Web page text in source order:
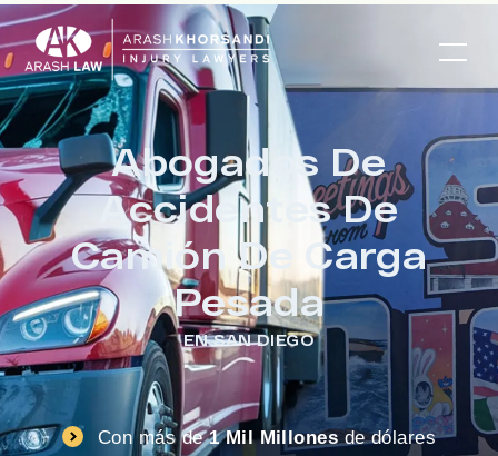
Abogados De
Accidentes De
Camión De Carga
Pesada
EN SAN DIEGO
Con más de1 Mil Millones de dólares